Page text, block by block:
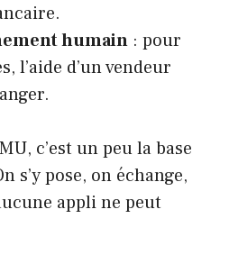
humain : pour
l’aide d’un vendeur
c’est un peu la base
s’y pose, on échange,
appli ne peut